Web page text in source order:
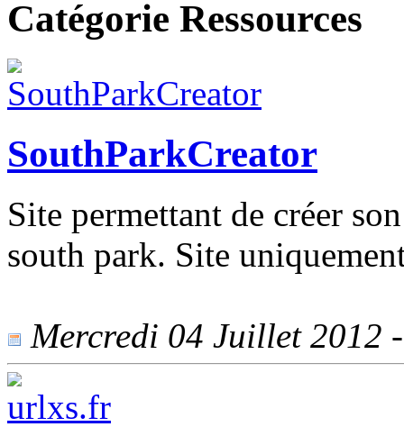
Catégorie Ressources
SouthParkCreator
Site permettant de créer
south park. Site
Mercredi 04 Juillet 2012